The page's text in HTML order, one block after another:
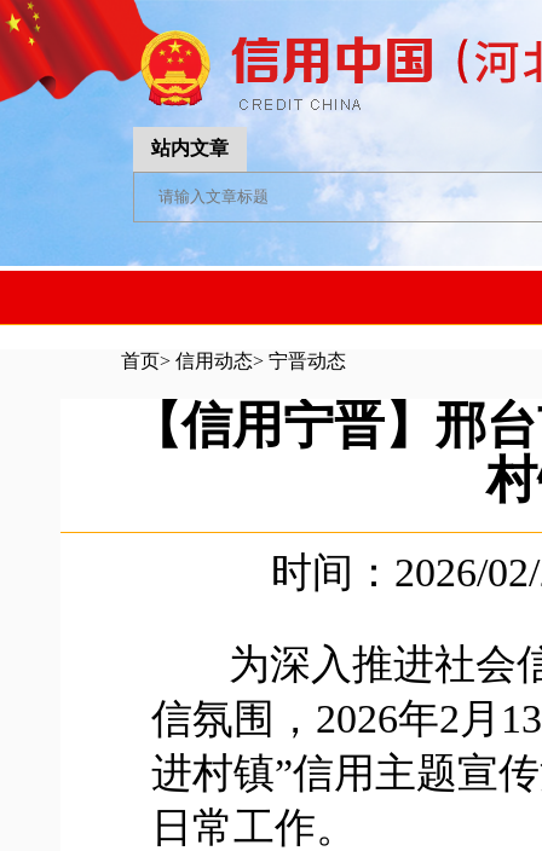
站内文章
首页> 信用动态> 宁晋动态
【信用宁晋】邢
时间：2026/
为深入推进社会
信氛围，2026年2月
进村镇”信用主题宣
日常工作。